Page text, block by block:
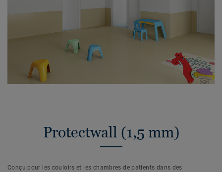
Protectwall (1,5 mm)
Conçu pour les couloirs et les chambres de patients dans des